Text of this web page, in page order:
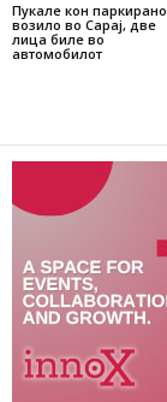
Пукале кон паркирано
возило во Сарај, две
лица биле во
автомобилот